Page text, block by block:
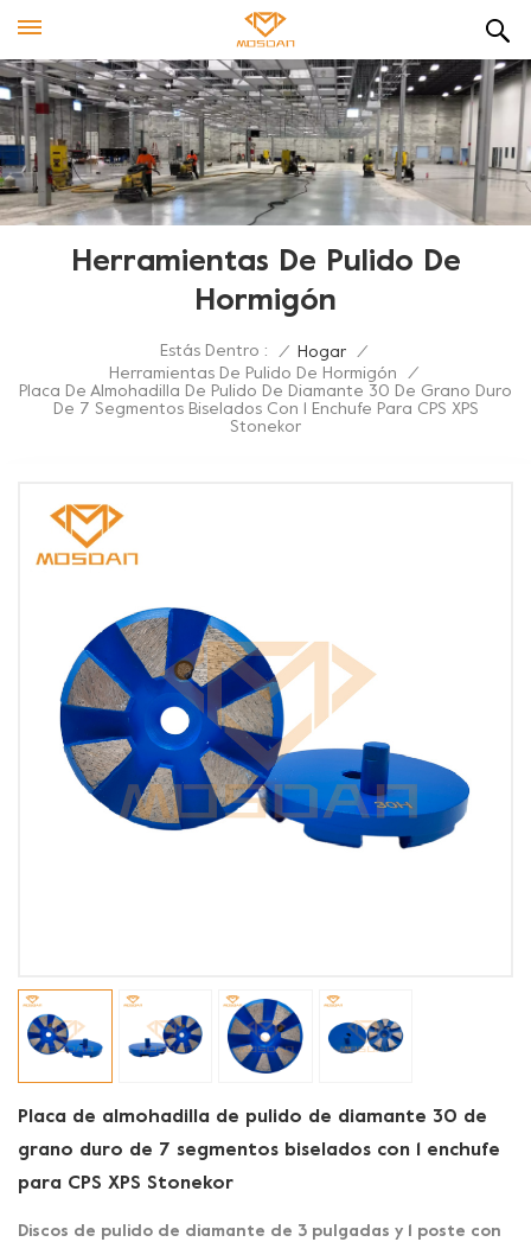
Herramientas De Pulido De
Hormigón
Estás Dentro : / Hogar
/
Herramientas De Pulido De Hormigón
/
Placa De Almohadilla De Pulido De Diamante 30 De Grano Duro
De 7 Segmentos Biselados Con 1 Enchufe Para CPS XPS
Stonekor
Placa de almohadilla de pulido de diamante 30 de
grano duro de 7 segmentos biselados con 1 enchufe
para CPS XPS Stonekor
Discos de pulido de diamante de 3 pulgadas y 1 poste con